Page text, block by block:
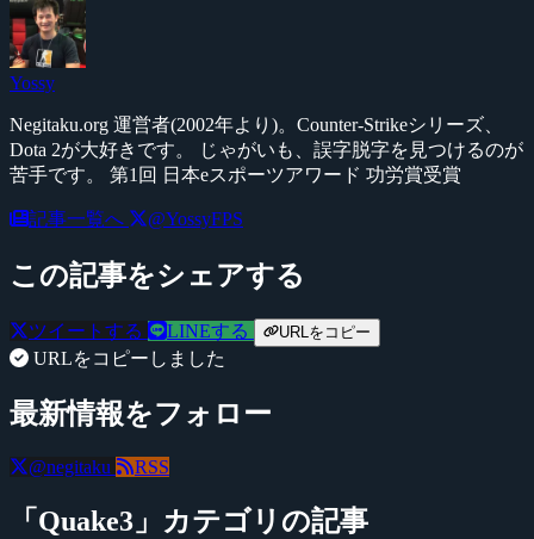
Yossy
Negitaku.org 運営者(2002年より)。Counter-Strikeシリーズ、
Dota 2が大好きです。 じゃがいも、誤字脱字を見つけるのが
苦手です。 第1回 日本eスポーツアワード 功労賞受賞
記事一覧へ @YossyFPS
この記事をシェアする
ツイートする LINEする URLをコピー
URLをコピーしました
最新情報をフォロー
@negitaku RSS
「Quake3」カテゴリの記事